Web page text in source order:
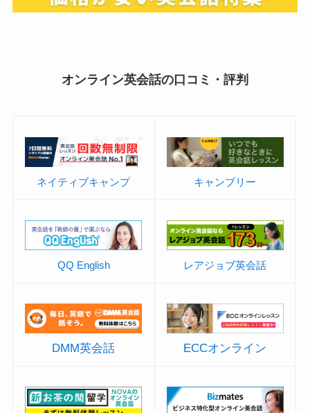
オンライン英会話の口コミ・評判
ネイティブキャンプ キャンブリー
QQ English レアジョブ英会話
DMM英会話 ECCオンライン